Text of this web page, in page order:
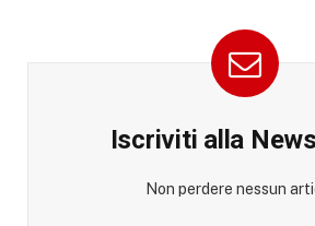
Iscriviti alla
Non perdere nessun